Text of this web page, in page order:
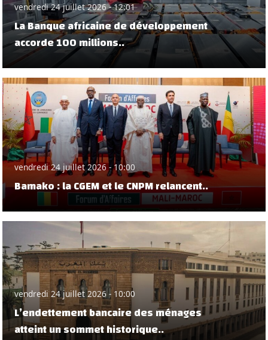
vendredi 24 juillet 2026 - 12:01
La Banque africaine de développement
accorde 100 millions..
vendredi 24 juillet 2026 - 10:00
Bamako : la CGEM et le CNPM relancent..
vendredi 24 juillet 2026 - 10:00
L’endettement bancaire des ménages
atteint un sommet historique..